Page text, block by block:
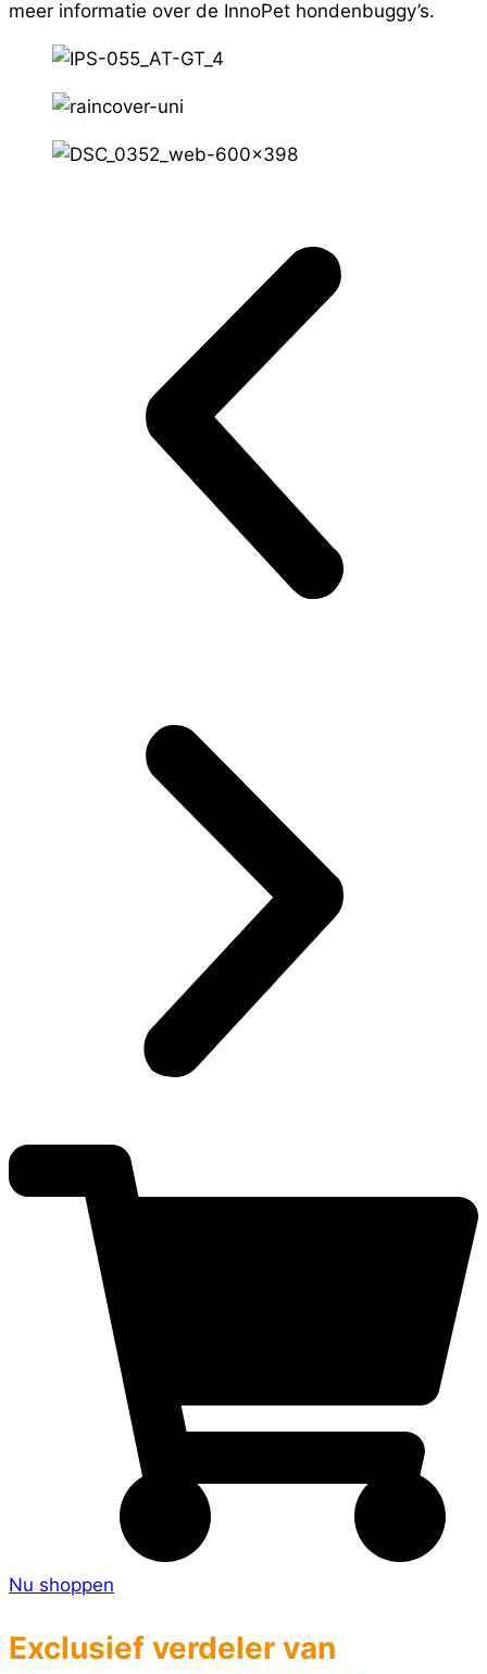
meer informatie over de InnoPet hondenbuggy’s.
Nu shoppen
Exclusief verdeler van